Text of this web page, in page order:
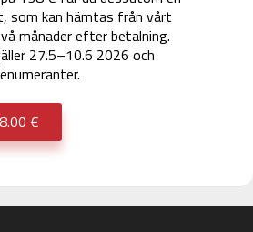
som kan hämtas från vårt
månader efter betalning.
27.5–10.6 2026 och
€